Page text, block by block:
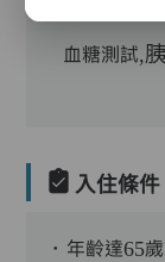
血糖測試,
入住條件
．年齡達65